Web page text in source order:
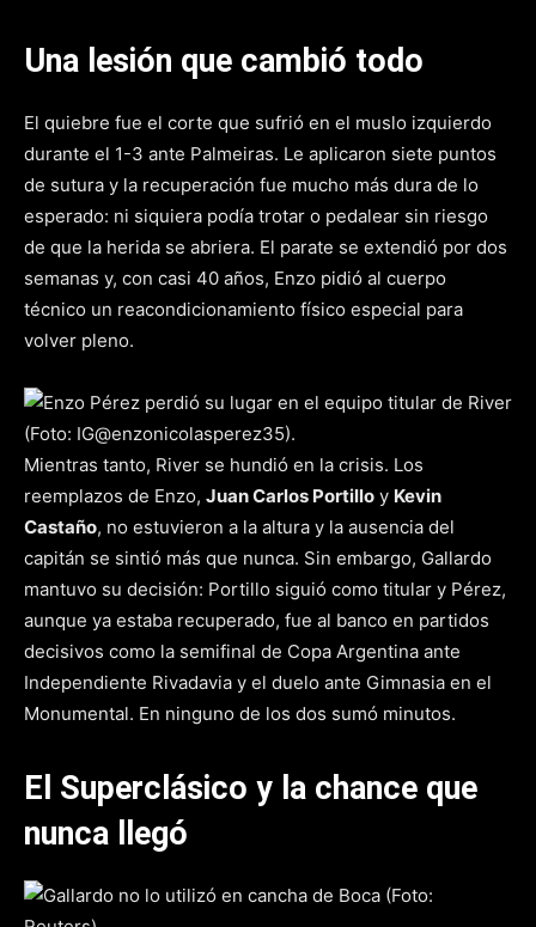
Una lesión que cambió todo
El quiebre fue el corte que sufrió en el muslo izquierdo
durante el 1-3 ante Palmeiras. Le aplicaron siete puntos
de sutura y la recuperación fue mucho más dura de lo
esperado: ni siquiera podía trotar o pedalear sin riesgo
de que la herida se abriera. El parate se extendió por dos
semanas y, con casi 40 años, Enzo pidió al cuerpo
técnico un reacondicionamiento físico especial para
volver pleno.
Mientras tanto, River se hundió en la crisis. Los
reemplazos de Enzo, Juan Carlos Portillo y Kevin
Castaño, no estuvieron a la altura y la ausencia del
capitán se sintió más que nunca. Sin embargo, Gallardo
mantuvo su decisión: Portillo siguió como titular y Pérez,
aunque ya estaba recuperado, fue al banco en partidos
decisivos como la semifinal de Copa Argentina ante
Independiente Rivadavia y el duelo ante Gimnasia en el
Monumental. En ninguno de los dos sumó minutos.
El Superclásico y la chance que
nunca llegó